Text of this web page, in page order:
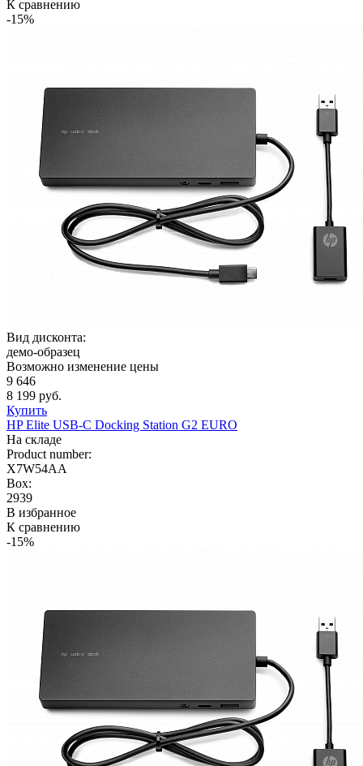
К сравнению
-15%
Вид дисконта:
демо-образец
Возможно изменение цены
9 646
8 199 руб.
Купить
HP Elite USB-C Docking Station G2 EURO
На складе
Product number:
X7W54AA
Box:
2939
В избранное
К сравнению
-15%